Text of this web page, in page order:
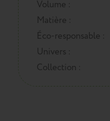
Volume :
Matière :
Éco-responsable :
Univers :
Collection :